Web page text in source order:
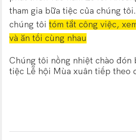
tham gia bữa tiệc của chúng
chúng tôitóm tắt công việc,
và ăn tối cùng nhau
Chúng tôi nồng nhiệt chào đón
tiệc Lễ hội Mùa xuân tiếp theo